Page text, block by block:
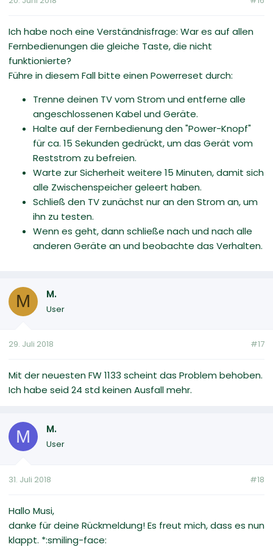
Ich habe noch eine Verständnisfrage: War es auf allen
Fernbedienungen die gleiche Taste, die nicht
funktionierte?
Führe in diesem Fall bitte einen Powerreset durch:
Trenne deinen TV vom Strom und entferne alle
angeschlossenen Kabel und Geräte.
Halte auf der Fernbedienung den "Power-Knopf"
für ca. 15 Sekunden gedrückt, um das Gerät vom
Reststrom zu befreien.
Warte zur Sicherheit weitere 15 Minuten, damit sich
alle Zwischenspeicher geleert haben.
Schließ den TV zunächst nur an den Strom an, um
ihn zu testen.
Wenn es geht, dann schließe nach und nach alle
anderen Geräte an und beobachte das Verhalten.
M M.
User
29. Juli 2018 #17
Mit der neuesten FW 1133 scheint das Problem behoben.
Ich habe seid 24 std keinen Ausfall mehr.
M M.
User
31. Juli 2018 #18
Hallo Musi,
danke für deine Rückmeldung! Es freut mich, dass es nun
klappt. *:smiling-face: